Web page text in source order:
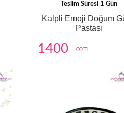
Teslim Süresi 1 Gün
Kalpli Emoji Doğum
Pastası
1400 ,00 TL